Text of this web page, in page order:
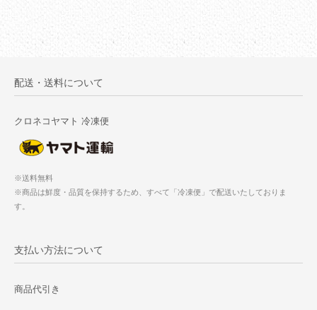
配送・送料について
クロネコヤマト 冷凍便
※送料無料
※商品は鮮度・品質を保持するため、すべて「冷凍便」で配送いたしておりま
す。
支払い方法について
商品代引き